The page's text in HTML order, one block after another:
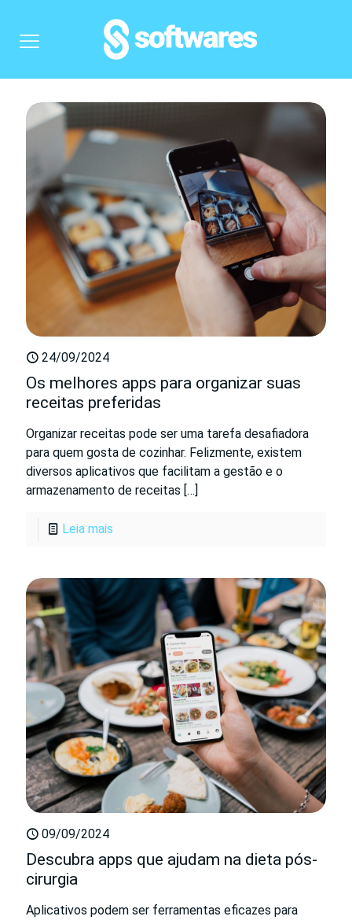
24/09/2024
Os melhores apps para organizar suas
receitas preferidas
Organizar receitas pode ser uma tarefa desafiadora
para quem gosta de cozinhar. Felizmente, existem
diversos aplicativos que facilitam a gestão e o
armazenamento de receitas […]
Leia mais
09/09/2024
Descubra apps que ajudam na dieta pós-
cirurgia
Aplicativos podem ser ferramentas eficazes para